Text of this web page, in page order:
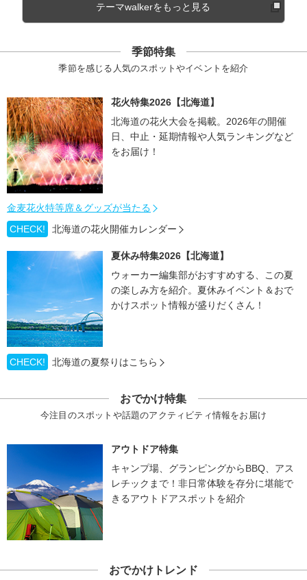
テーマwalkerをもっと見る
季節特集
季節を感じる人気のスポットやイベントを紹介
花火特集2026【北海道】
北海道の花火大会を掲載。2026年の開催
日、中止・延期情報や人気ランキングなど
をお届け！
金麦花火特等席＆グッズが当たる
CHECK!
北海道の花火開催カレンダー
夏休み特集2026【北海道】
ウォーカー編集部がおすすめする、この夏
の楽しみ方を紹介。夏休みイベント＆おで
かけスポット情報が盛りだくさん！
CHECK! 北海道の夏祭りはこちら
おでかけ特集
今注目のスポットや話題のアクティビティ情報をお届け
アウトドア特集
キャンプ場、グランピングからBBQ、アス
レチックまで！非日常体験を存分に堪能で
きるアウトドアスポットを紹介
おでかけトレンド